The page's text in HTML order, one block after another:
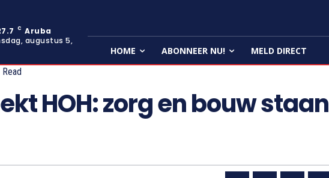
C Aruba
augustus 5,
HOME ABONNEER NU! MELD DIRECT
Read
HOH: zorg en bouw staan